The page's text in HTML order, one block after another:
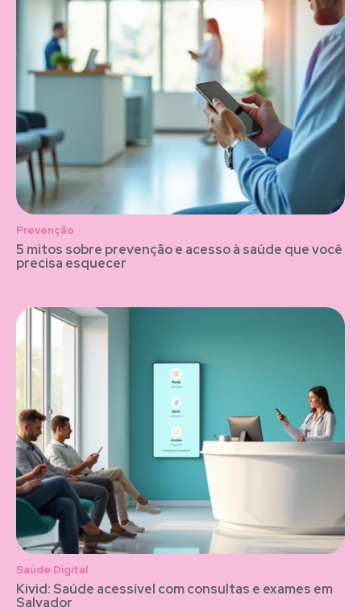
Prevenção
5 mitos sobre prevenção e acesso à saúde que você
precisa esquecer
Saúde Digital
Kivid: Saúde acessível com consultas e exames em
Salvador